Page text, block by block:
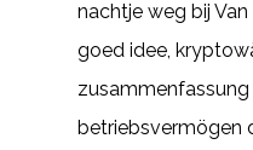
nachtje weg bij
goed idee,
betriebsvermögen